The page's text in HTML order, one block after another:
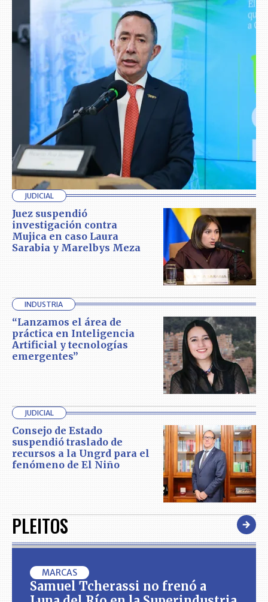
JUDICIAL
Juez suspendió
investigación contra
Mujica en caso Laura
Sarabia y Marelbys Meza
INDUSTRIA
“Lanzamos el área de
práctica en Inteligencia
Artificial y tecnologías
emergentes”
JUDICIAL
Consejo de Estado
suspendió traslado de
recursos a la Ungrd para el
fenómeno de El Niño
PLEITOS
MARCAS
Samuel Tcherassi no frenó a